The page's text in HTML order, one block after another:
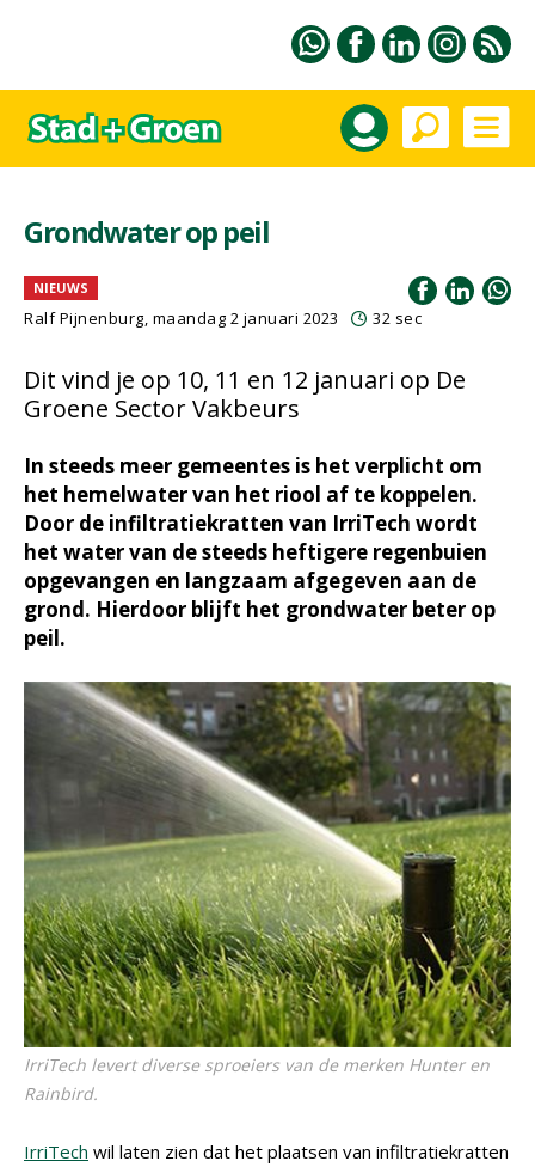
Grondwater op peil
NIEUWS
Ralf Pijnenburg, maandag 2 januari 2023 32 sec
Dit vind je op 10, 11 en 12 januari op De
Groene Sector Vakbeurs
In steeds meer gemeentes is het verplicht om
het hemelwater van het riool af te koppelen.
Door de infiltratiekratten van IrriTech wordt
het water van de steeds heftigere regenbuien
opgevangen en langzaam afgegeven aan de
grond. Hierdoor blijft het grondwater beter op
peil.
IrriTech levert diverse sproeiers van de merken Hunter en
Rainbird.
IrriTech wil laten zien dat het plaatsen van infiltratiekratten